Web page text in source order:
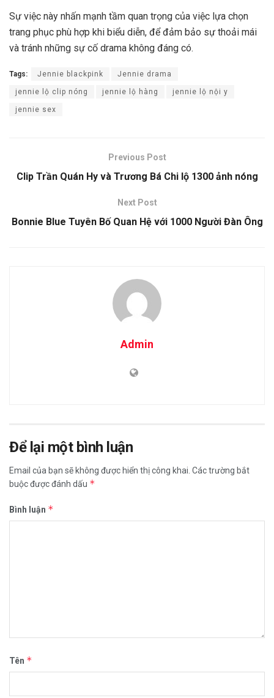
Sự việc này nhấn mạnh tầm quan trọng của việc lựa chọn
trang phục phù hợp khi biểu diễn, để đảm bảo sự thoải mái
và tránh những sự cố drama không đáng có.
Tags: Jennie blackpink Jennie drama
jennie lộ clip nóng jennie lộ hàng jennie lộ nội y
jennie sex
Previous Post
Clip Trần Quán Hy và Trương Bá Chi lộ 1300 ảnh nóng
Next Post
Bonnie Blue Tuyên Bố Quan Hệ với 1000 Người Đàn Ông
Admin
Để lại một bình luận
Email của bạn sẽ không được hiển thị công khai. Các trường bắt
buộc được đánh dấu *
Bình luận *
Tên *